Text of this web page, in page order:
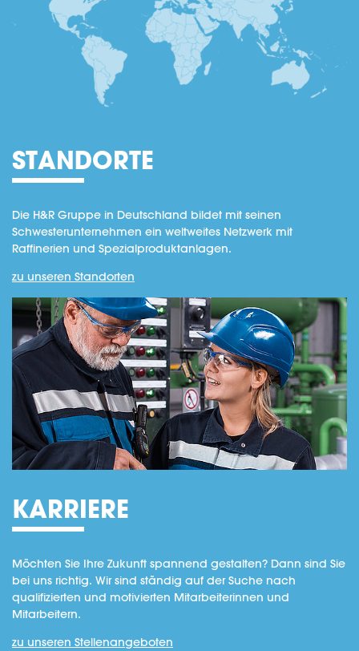
STANDORTE
Die H&R Gruppe in Deutschland bildet mit seinen
Schwesterunternehmen ein weltweites Netzwerk mit
Raffinerien und Spezialproduktanlagen.
zu unseren Standorten
KARRIERE
Möchten Sie Ihre Zukunft spannend gestalten? Dann sind Sie
bei uns richtig. Wir sind ständig auf der Suche nach
qualifizierten und motivierten Mitarbeiterinnen und
Mitarbeitern.
zu unseren Stellenangeboten